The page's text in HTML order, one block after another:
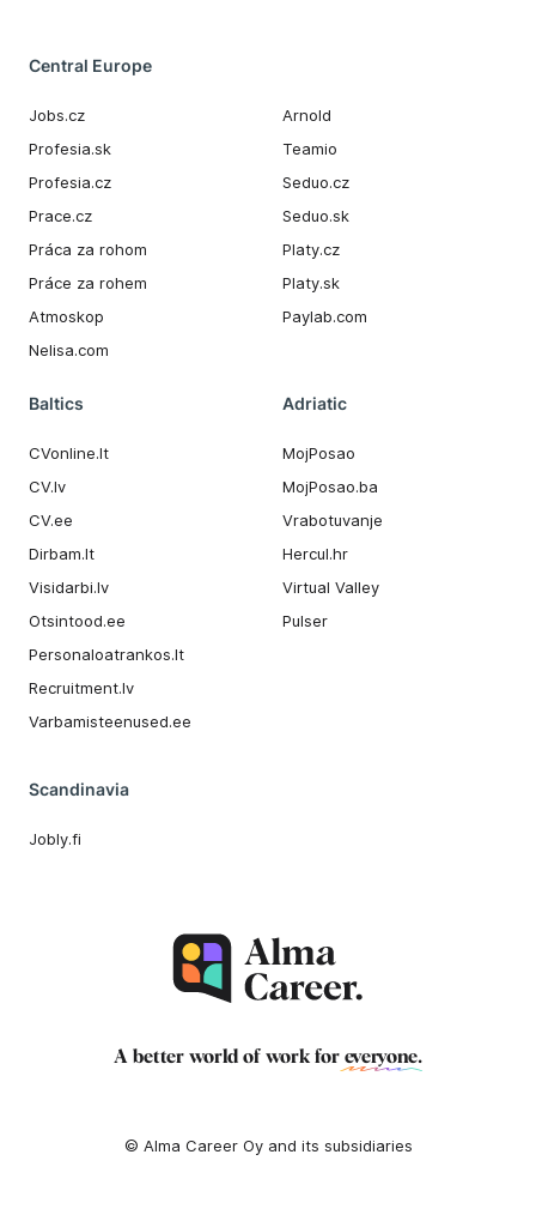
Central Europe
Jobs.cz
Profesia.sk
Profesia.cz
Prace.cz
Práca za rohom
Práce za rohem
Atmoskop
Nelisa.com
Arnold
Teamio
Seduo.cz
Seduo.sk
Platy.cz
Platy.sk
Paylab.com
Baltics
CVonline.lt
CV.lv
CV.ee
Dirbam.It
Visidarbi.lv
Otsintood.ee
Personaloatrankos.lt
Recruitment.lv
Varbamisteenused.ee
Adriatic
MojPosao
MojPosao.ba
Vrabotuvanje
Hercul.hr
Virtual Valley
Pulser
Scandinavia
Jobly.fi
A better world of work for everyone.
© Alma Career Oy and its subsidiaries